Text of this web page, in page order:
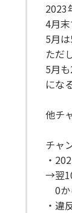
2023
4月
5月
ただ
5月
にな
他チ
チャ
・
→翌
0か
・違